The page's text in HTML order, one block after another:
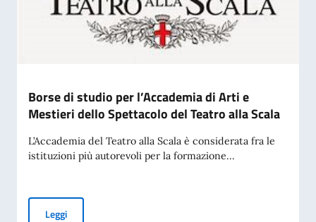
Borse di studio per l’Accademia di Arti e
Mestieri dello Spettacolo del Teatro alla Scala
L’Accademia del Teatro alla Scala è considerata fra le
istituzioni più autorevoli per la formazione...
LeggiBorse di studio per l’Accademia di Arti e Mestieri dello